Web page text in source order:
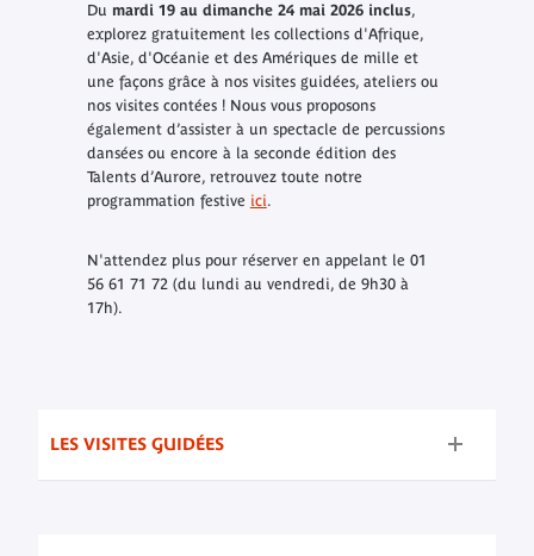
Du mardi 19 au dimanche 24 mai 2026 inclus,
explorez gratuitement les collections d'Afrique,
d'Asie, d'Océanie et des Amériques de mille et
une façons grâce à nos visites guidées, ateliers ou
nos visites contées ! Nous vous proposons
également d’assister à un spectacle de percussions
dansées ou encore à la seconde édition des
Talents d’Aurore, retrouvez toute notre
programmation festive ici.
N'attendez plus pour réserver en appelant le 01
56 61 71 72 (du lundi au vendredi, de 9h30 à
17h).
LES VISITES GUIDÉES